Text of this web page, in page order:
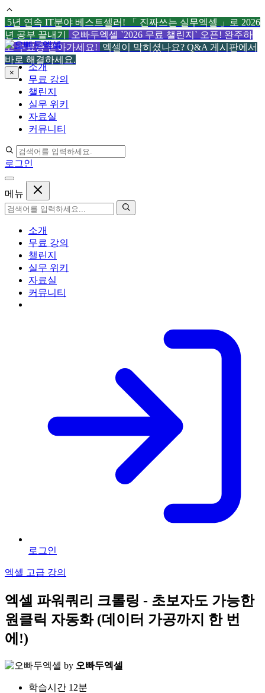
5년 연속 IT분야 베스트셀러! 「 진짜쓰는 실무엑셀 」로 2026
년 공부 끝내기
오빠두엑셀 `2026 무료 챌린지` 오픈! 완주하
고 수료증 받아가세요! 엑셀이 막히셨나요? Q&A 게시판에서
바로 해결하세요.
×
컨
텐
츠
로
소개
무료 강의
챌린지
실무 위키
자료실
커뮤니티
로그인
메뉴
소개
무료 강의
챌린지
실무 위키
자료실
커뮤니티
로그인
엑셀 고급 강의
엑셀 파워쿼리 크롤링 - 초보자도 가능한
원클릭 자동화 (데이터 가공까지 한 번
에!)
by 오빠두엑셀
학습시간 12분